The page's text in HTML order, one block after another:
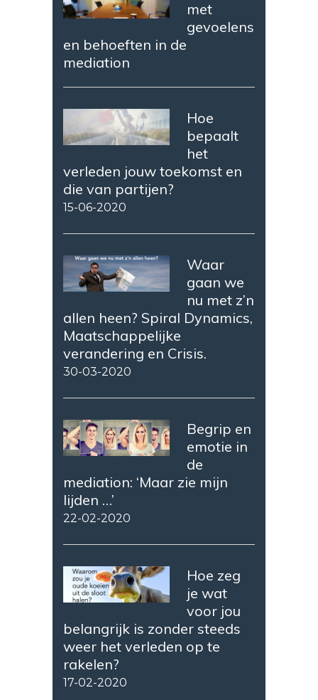
met
gevoelens
en behoeften in de
mediation
Hoe
bepaalt
het
verleden jouw toekomst en
die van partijen?
15-06-2020
Waar
gaan we
nu met z’n
allen heen? Spiral Dynamics,
Maatschappelijke
verandering en Crisis.
30-03-2020
Begrip en
emotie in
de
mediation: ‘Maar zie mijn
lijden …’
22-02-2020
Hoe zeg
je wat
voor jou
belangrijk is zonder steeds
weer het verleden op te
rakelen?
17-02-2020